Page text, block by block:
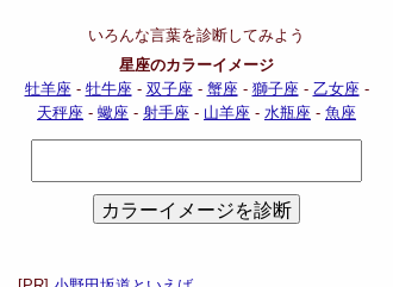
いろんな言葉を診断してみよう
星座のカラーイメージ
牡羊座- 牡牛座- 双子座- 蟹座- 獅子座- 乙女座-
天秤座 - 蠍座 - 射手座 - 山羊座 - 水瓶座 - 魚座